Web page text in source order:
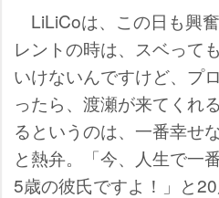
LiLiCoは、この日も興
レントの時は、スベって
いけないんですけど、プ
ったら、渡瀬が来てくれ
るというのは、一番幸せ
と熱弁。「今、人生で一
5歳の彼氏ですよ！」と